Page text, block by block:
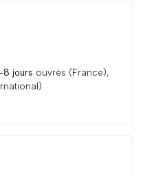
jours ouvrés (France),